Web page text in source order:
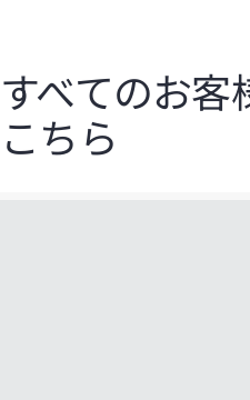
すべてのお
こちら